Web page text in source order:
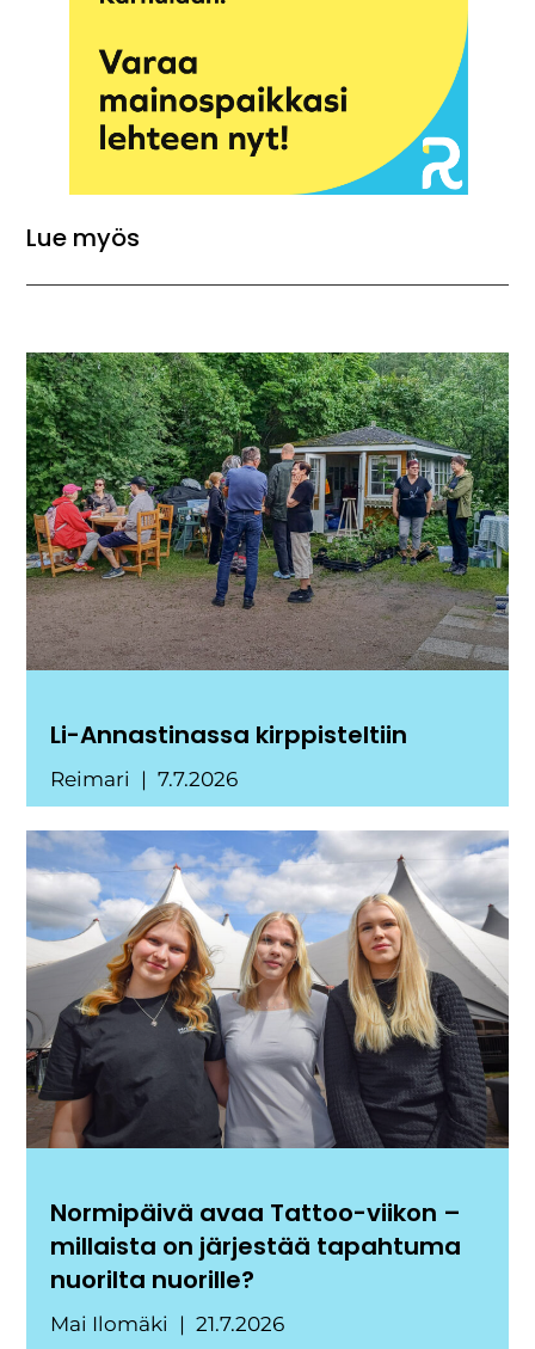
Lue myös
Li-Annastinassa kirppisteltiin
Reimari 7.7.2026
Normipäivä avaa Tattoo-viikon –
millaista on järjestää tapahtuma
nuorilta nuorille?
Mai Ilomäki 21.7.2026